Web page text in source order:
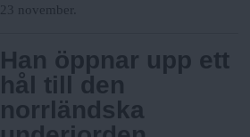
23 november.
Han öppnar upp ett
hål till den
norrländska